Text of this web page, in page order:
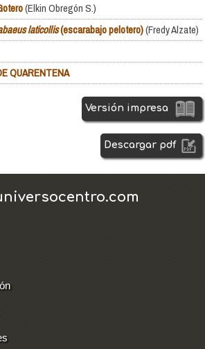
(Elkin Obregón S.)
laticollis(escarabajo pelotero)(Fredy Alzate)
QUARENTENA
Versión impresa
Descargar pdf